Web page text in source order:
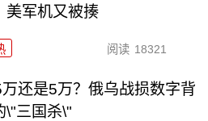
美军机又被揍
阅读 18321
还是5万？俄乌战损数字背
\"三国杀\"